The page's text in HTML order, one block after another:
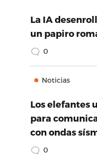
La IA
un papiro
0
Noticias
Los elefantes
para
con ondas
0